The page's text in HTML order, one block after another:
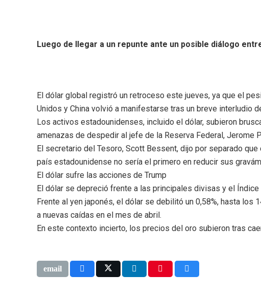
Luego de llegar a un repunte ante un posible diálogo
El dólar global registró un retroceso este jueves, ya que el
Unidos y China volvió a manifestarse tras un breve interludio
Los activos estadounidenses, incluido el dólar, subieron
amenazas de despedir al jefe de la Reserva Federal, Jerome
El secretario del Tesoro, Scott Bessent, dijo por separado
país estadounidense no sería el primero en reducir sus
El dólar sufre las acciones de Trump
El dólar se depreció frente a las principales divisas y el
Frente al yen japonés, el dólar se debilitó un 0,58%, hasta
a nuevas caídas en el mes de abril.
En este contexto incierto, los precios del oro subieron tras